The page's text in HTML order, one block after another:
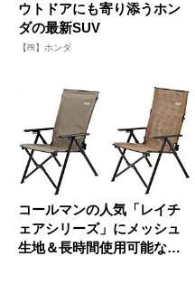
ウトドアにも寄り添うホン
ダの最新SUV
【PR】ホンダ
コールマンの人気「レイチ
ェアシリーズ」にメッシュ
生地＆長時間使用可能なモ